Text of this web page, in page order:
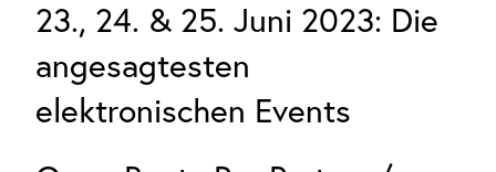
23., 24. & 25. Juni 2023: Die
angesagtesten
elektronischen Events